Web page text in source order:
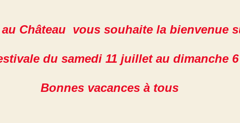
au Château vous souhaite la bienvenue
du samedi 11 juillet au dimanche
Bonnes vacances à tous